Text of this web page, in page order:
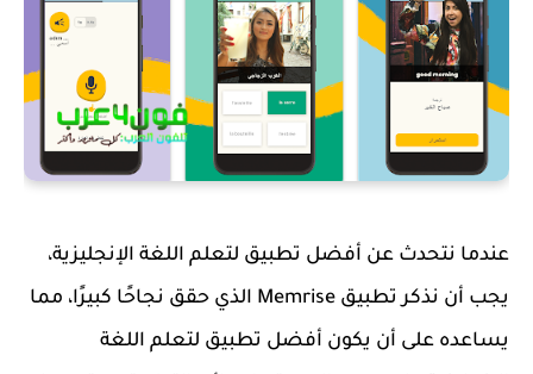
عندما نتحدث عن أفضل تطبيق لتعلم اللغة الإنجليزية،
يجب أن نذكر تطبيق Memrise الذي حقق نجاحًا كبيرًا، مما
يساعده على أن يكون أفضل تطبيق لتعلم اللغة